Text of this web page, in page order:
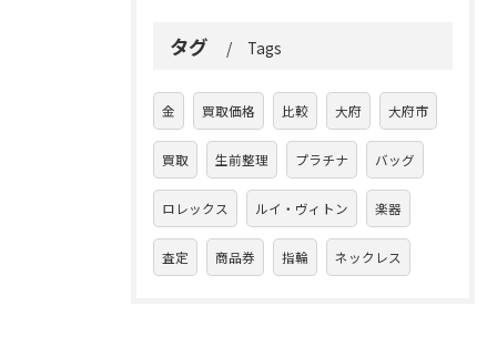
タグ Tags
金 買取価格 比較 大府 大府市
買取 生前整理 プラチナ バッグ
ロレックス ルイ・ヴィトン 楽器
査定 商品券 指輪 ネックレス